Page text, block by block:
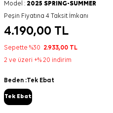
Model : 2025 SPRING-SUMMER
Peşin Fiyatına 4 Taksit İmkanı
4.190,00 TL
Sepette %30 2.933,00 TL
2 ve üzeri +% 20 indirim
Beden :Tek Ebat
Tek Ebat